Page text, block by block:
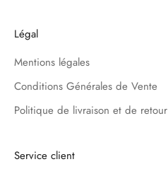
Légal
Mentions légales
Conditions Générales de Vente
Politique de livraison et de retour
Service client